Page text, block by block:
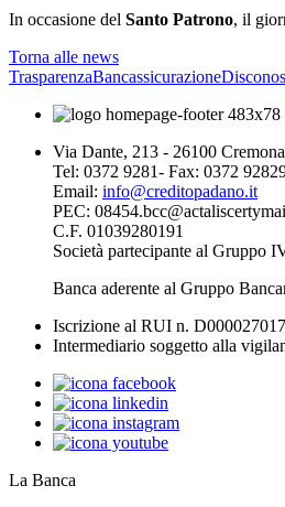
In occasione del Santo Patrono, il
Torna alle news
TrasparenzaBancassicurazione
Via Dante, 213 - 26100 Cremona
Tel: 0372 9281- Fax: 0372
Email: info@creditopadano.it
PEC:
C.F. 01039280191
Società partecipante al Gruppo
Banca aderente al Gruppo
Iscrizione al RUI n.
Intermediario soggetto alla
La Banca